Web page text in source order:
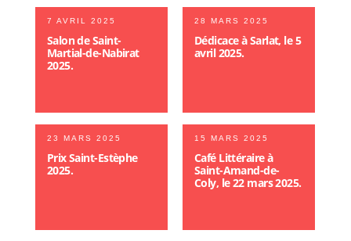
7 AVRIL 2025
Salon de Saint-
Martial-de-Nabirat
2025.
28 MARS 2025
Dédicace à Sarlat, le 5
avril 2025.
23 MARS 2025
Prix Saint-Estèphe
2025.
15 MARS 2025
Café Littéraire à
Saint-Amand-de-
Coly, le 22 mars 2025.